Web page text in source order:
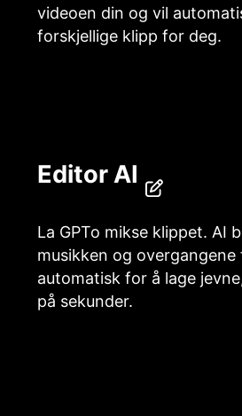
videoen din og vil
forskjellige klipp for deg.
Editor AI
La GPTo mikse klippet. AI
musikken og overgangene
automatisk for å lage
på sekunder.